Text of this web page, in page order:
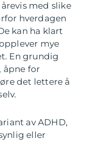
med slike
hverdagen
kan ha klart
mye
En grundig
åpne for
det lettere å
av ADHD,
eller